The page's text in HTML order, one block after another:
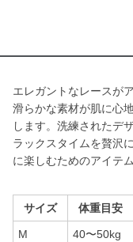
エレガントなレースが
滑らかな素材が肌に心
します。洗練されたデ
ラックスタイムを贅沢
に楽しむためのアイテ
サイズ 体重目安
M 40〜50kg